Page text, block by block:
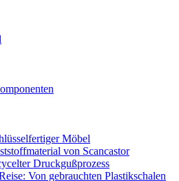
Möbel
von Scancastor
Druckgußprozess
Von gebrauchten Plastikschalen